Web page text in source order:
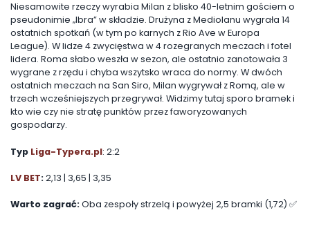
Niesamowite rzeczy wyrabia Milan z blisko 40-letnim gościem o
pseudonimie „Ibra” w składzie. Drużyna z Mediolanu wygrała 14
ostatnich spotkań (w tym po karnych z Rio Ave w Europa
League). W lidze 4 zwycięstwa w 4 rozegranych meczach i fotel
lidera. Roma słabo weszła w sezon, ale ostatnio zanotowała 3
wygrane z rzędu i chyba wszytsko wraca do normy. W dwóch
ostatnich meczach na San Siro, Milan wygrywał z Romą, ale w
trzech wcześniejszych przegrywał. Widzimy tutaj sporo bramek i
kto wie czy nie stratę punktów przez faworyzowanych
gospodarzy.
Typ Liga-Typera.pl: 2:2
LV BET:2,13 | 3,65 | 3,35
Warto zagrać:Oba zespoły strzelą i powyżej 2,5 bramki (1,72) ✅